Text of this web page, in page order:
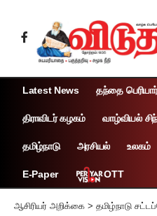
Latest News தந்தை
திராவிடர் கழகம் வாழ்வியல்
தமிழ்நாடு அரசியல் உலகம்
E-Paper OTT
ஆசிரியர் அறிக்கை > தமிழ்நாடு சட்டப்பேரவையின்